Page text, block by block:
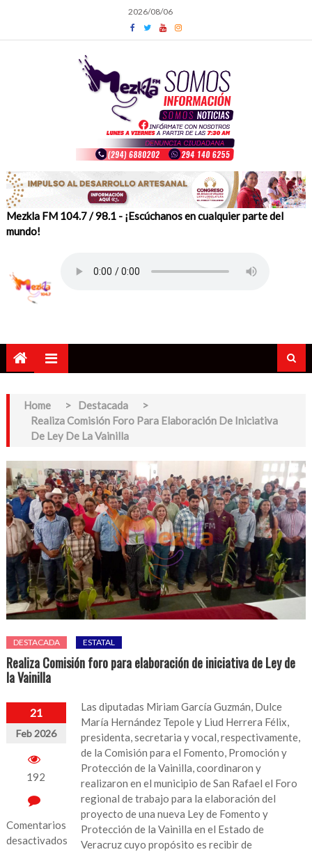
content
2026/08/06
Mezkla FM 104.7 / 98.1 - ¡Escúchanos en cualquier parte del
mundo!
Home > Destacada
>
Realiza Comisión Foro Para Elaboración De Iniciativa
De Ley De La Vainilla
DESTACADA ESTATAL
Realiza Comisión foro para elaboración de iniciativa de Ley de
la Vainilla
21
Feb 2026
192
Comentarios
desactivados
Las diputadas Miriam García Guzmán, Dulce
María Hernández Tepole y Liud Herrera Félix,
presidenta, secretaria y vocal, respectivamente,
de la Comisión para el Fomento, Promoción y
Protección de la Vainilla, coordinaron y
realizaron en el municipio de San Rafael el Foro
regional de trabajo para la elaboración del
proyecto de una nueva Ley de Fomento y
Protección de la Vainilla en el Estado de
Veracruz cuyo propósito es recibir de